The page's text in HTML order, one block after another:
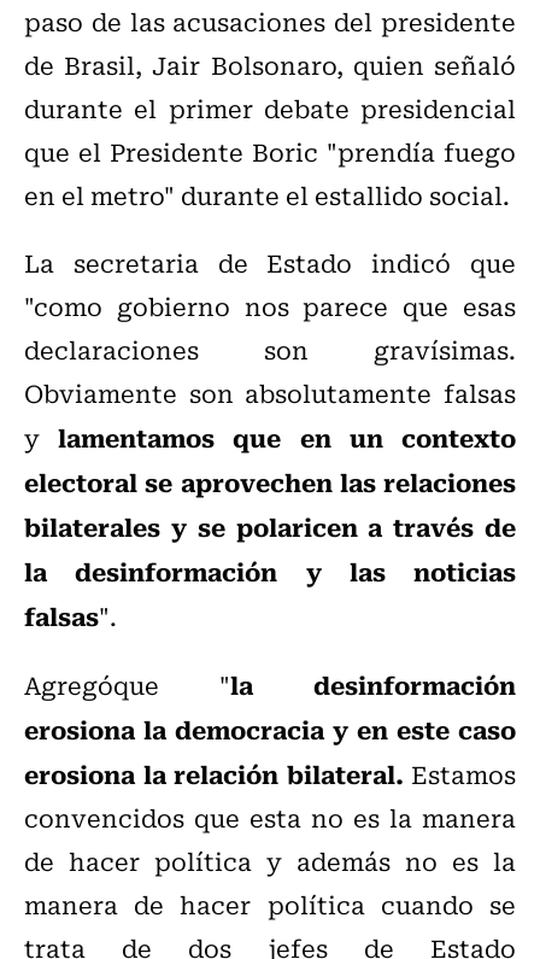
paso de las acusaciones del presidente
de Brasil, Jair Bolsonaro, quien señaló
durante el primer debate presidencial
que el Presidente Boric "prendía fuego
en el metro" durante el estallido social.
La secretaria de Estado indicó que
"como gobierno nos parece que esas
declaraciones son gravísimas.
Obviamente son absolutamente falsas
ylamentamos que en un contexto
electoral se aprovechen las relaciones
bilaterales y se polaricen a través de
la desinformación y las noticias
falsas".
Agregóque "la desinformación
erosiona la democracia y en este caso
erosiona la relación bilateral. Estamos
convencidos que esta no es la manera
de hacer política y además no es la
manera de hacer política cuando se
trata de dos jefes de Estado